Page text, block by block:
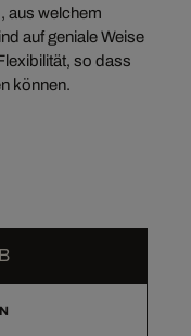
aus welchem
auf geniale Weise
so dass
können.